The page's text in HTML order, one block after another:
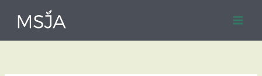
content